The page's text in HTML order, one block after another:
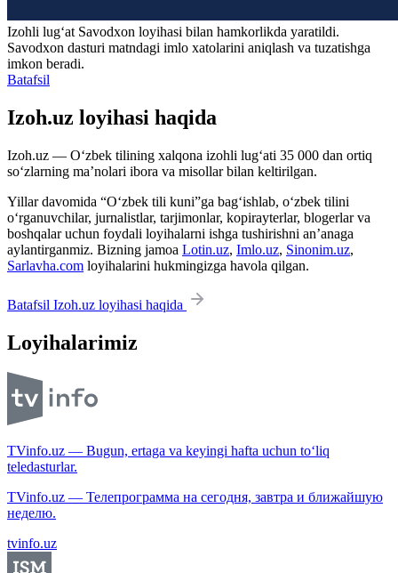
Izohli lugʻat Savodxon loyihasi bilan hamkorlikda yaratildi.
Savodxon dasturi matndagi imlo xatolarini aniqlash va tuzatishga
imkon beradi.
Batafsil
Izoh.uz loyihasi haqida
Izoh.uz — O‘zbek tilining xalqona izohli lug‘ati 35 000 dan ortiq
so‘zlarning ma’nolari ibora va misollar bilan keltirilgan.
Yillar davomida “O‘zbek tili kuni”ga bag‘ishlab, o‘zbek tilini
o‘rganuvchilar, jurnalistlar, tarjimonlar, kopirayterlar, blogerlar va
boshqalar uchun foydali loyihalarni ishga tushirishni an’anaga
aylantirganmiz. Bizning jamoa Lotin.uz, Imlo.uz, Sinonim.uz,
Sarlavha.com loyihalarini hukmingizga havola qilgan.
Batafsil Izoh.uz loyihasi haqida
Loyihalarimiz
TVinfo.uz — Bugun, ertaga va keyingi hafta uchun to‘liq
teledasturlar.
TVinfo.uz — Телепрограмма на сегодня, завтра и ближайшую
неделю.
tvinfo.uz